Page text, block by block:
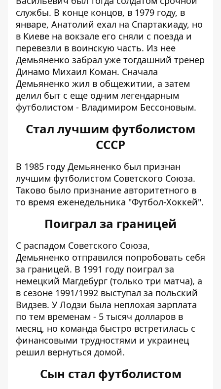
службы. В конце концов, в 1979 году, в
январе, Анатолий ехал на Спартакиаду, но
в Киеве на вокзале его сняли с поезда и
перевезли в воинскую часть. Из нее
Демьяненко забрал уже тогдашний тренер
Динамо Михаил Коман. Сначала
Демьяненко жил в общежитии, а затем
делил быт с еще одним легендарным
футболистом - Владимиром Бессоновым.
Стал лучшим футболистом
СССР
В 1985 году Демьяненко был признан
лучшим футболистом Советского Союза.
Таково было признание авторитетного в
то время еженедельника "Футбол-Хоккей".
Поиграл за границей
С распадом Советского Союза,
Демьяненко отправился попробовать себя
за границей. В 1991 году поиграл за
немецкий Магдебург (только три матча), а
в сезоне 1991/1992 выступал за польский
Видзев. У Лодзи была неплохая зарплата
по тем временам - 5 тысяч долларов в
месяц, но команда быстро встретилась с
финансовыми трудностями и украинец
решил вернуться домой.
Сын стал футболистом